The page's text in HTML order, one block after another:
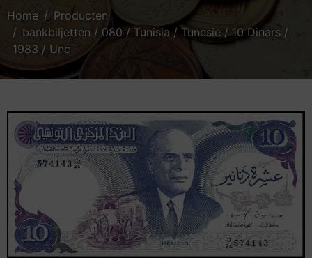
Home
Producten
bankbiljetten / 080 / Tunisia / Tunesie / 10 Dinars /
1983 / Unc